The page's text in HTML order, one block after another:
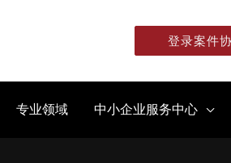
登录案件
专业领域 中小企业服务中心